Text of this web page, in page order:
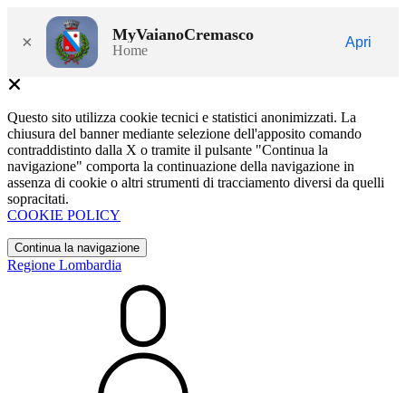
× MyVaianoCremasco
Home
Apri
Questo sito utilizza cookie tecnici e statistici anonimizzati. La
chiusura del banner mediante selezione dell'apposito comando
contraddistinto dalla X o tramite il pulsante "Continua la
navigazione" comporta la continuazione della navigazione in
assenza di cookie o altri strumenti di tracciamento diversi da quelli
sopracitati.
COOKIE POLICY
Continua la navigazione
Regione Lombardia